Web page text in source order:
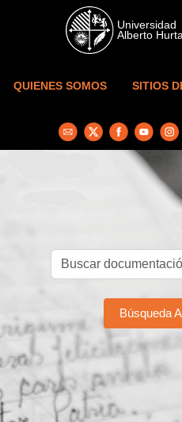
Skip to main content
QUIENES SOMOS SITIOS
Búsqueda